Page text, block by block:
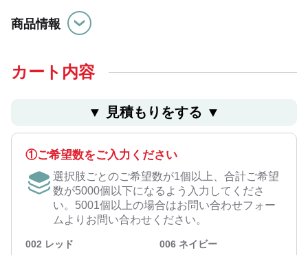
まるごと洗えるのでバッグ自体も清潔に保てます。
カラーはナチュラルでベーシックなレッド・ネイビー・ベ
す。
商品情報
カート内容
▼ ⾒積もりをする ▼
①ご希望数をご入力ください
選択肢ごとのご希望数が1個以上、合計ご希望
数が5000個以下になるよう入力してくださ
い。5001個以上の場合はお問い合わせフォー
ムよりお問い合わせください。
002 レッド 006 ネイビー